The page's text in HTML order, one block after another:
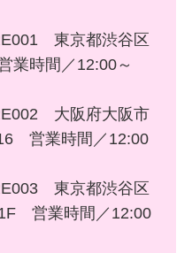
東京都渋谷区
業時間／12:00～
大阪府大阪市
営業時間／12:00
東京都渋谷区
営業時間／12:00